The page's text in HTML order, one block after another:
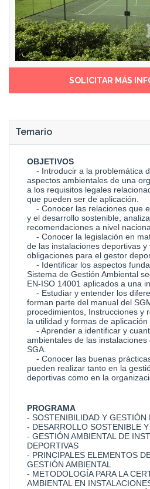
SOLICITAR MÁS
Temario
OBJETIVOS
- Introducir a la problemática
aspectos ambientales de una
a los requisitos legales
que pueden ser de aplicación.
- Conocer las relaciones que
y el desarrollo sostenible,
recomendaciones a nivel
- Conocer la legislación en
de las instalaciones deportivas y
obligaciones para el gestor
- Identificar los aspectos
Sistema de Gestión Ambiental
EN-ISO 14001 aplicados a una
- Estudiar y entender los
forman parte del manual del
procedimientos, Instrucciones y
la utilidad y formas de aplicación
- Aprender a identificar y
ambientales de las
SGA.
- Conocer las buenas
pueden realizar tanto en la
deportivas como en la
PROGRAMA
- SOSTENIBILIDAD Y GESTIÓN
- DESARROLLO SOSTENIBLE
- GESTIÓN AMBIENTAL DE
DEPORTIVAS
- PRINCIPALES ELEMENTOS
GESTIÓN AMBIENTAL
- METODOLOGÍA PARA LA
AMBIENTAL EN